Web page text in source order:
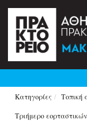
Κατηγορίες
Τοπική
Τριήμερο